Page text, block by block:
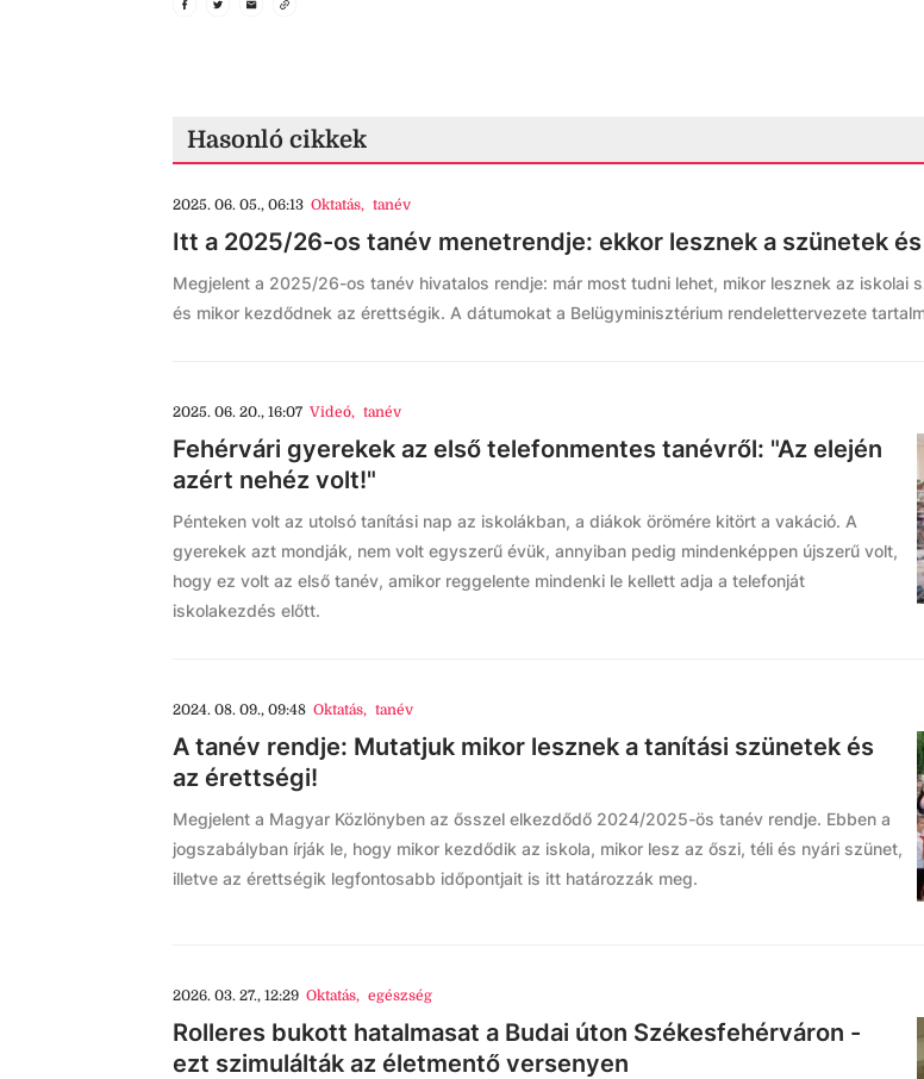
Hasonló cikkek
2025. 06. 05., 06:13 Oktatás, tanév
Itt a 2025/26-os tanév menetrendje: ekkor lesznek a szünetek
Megjelent a 2025/26-os tanév hivatalos rendje: már most tudni lehet, mikor lesznek az iskolai
és mikor kezdődnek az érettségik. A dátumokat a Belügyminisztérium rendelettervezete
2025. 06. 20., 16:07 Videó, tanév
Fehérvári gyerekek az első telefonmentes tanévről: "Az elején
azért nehéz volt!"
Pénteken volt az utolsó tanítási nap az iskolákban, a diákok örömére kitört a vakáció. A
gyerekek azt mondják, nem volt egyszerű évük, annyiban pedig mindenképpen újszerű volt,
hogy ez volt az első tanév, amikor reggelente mindenki le kellett adja a telefonját
iskolakezdés előtt.
2024. 08. 09., 09:48 Oktatás, tanév
A tanév rendje: Mutatjuk mikor lesznek a tanítási szünetek és
az érettségi!
Megjelent a Magyar Közlönyben az ősszel elkezdődő 2024/2025-ös tanév rendje. Ebben a
jogszabályban írják le, hogy mikor kezdődik az iskola, mikor lesz az őszi, téli és nyári szünet,
illetve az érettségik legfontosabb időpontjait is itt határozzák meg.
2026. 03. 27., 12:29 Oktatás, egészség
Rolleres bukott hatalmasat a Budai úton Székesfehérváron -
ezt szimulálták az életmentő versenyen